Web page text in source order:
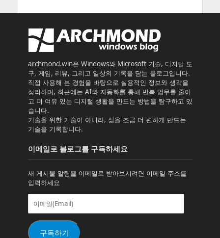
archmond.win은 Windows와 Microsoft 기술, 디지털 도
구, 게임, 리뷰, 그리고 일상의 기록을 담는 블로그입니다.
직접 사용해 본 경험을 바탕으로 실용적인 정보와 생각을
정리하며, 최근에는 AI와 자동화를 통해 반복 업무를 줄이
고 더 여유 있는 디지털 생활을 만드는 방법을 탐구하고 있
습니다.
기술을 위한 기술이 아니라, 삶을 조금 더 편하게 만드는
기술을 기록합니다.
이메일로 블로그를 구독하세요
새 게시물 알림을 이메일로 받아보시려면 이메일 주소를
입력하세요
이
일
(Email)
구독하기